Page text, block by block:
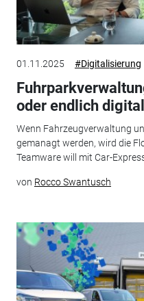
01.11.2025 #Digitalisierung
oder endlich
Wenn Fahrzeugverwaltung
gemanagt werden, wird die
Teamware will mit Car-
von Rocco Swantusch